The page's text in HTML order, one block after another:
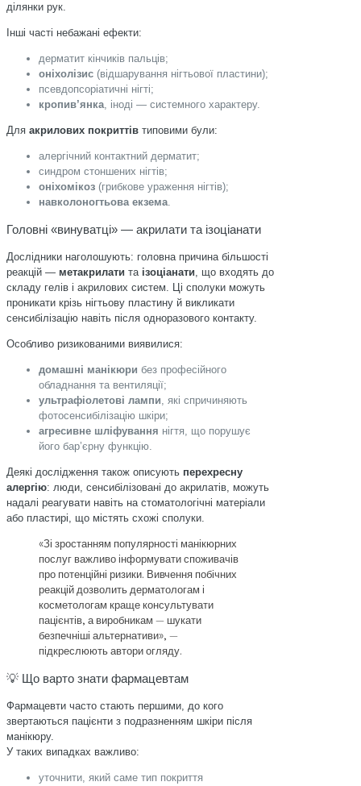
ділянки рук.
Інші часті небажані ефекти:
дерматит кінчиків пальців;
оніхолізис (відшарування нігтьової пластини);
псевдопсоріатичні нігті;
кропив’янка, іноді — системного характеру.
Для акрилових покриттів типовими були:
алергічний контактний дерматит;
синдром стоншених нігтів;
оніхомікоз (грибкове ураження нігтів);
навколоногтьова екзема.
Головні «винуватці» — акрилати та ізоціанати
Дослідники наголошують: головна причина більшості
реакцій — метакрилати та ізоціанати, що входять до
складу гелів і акрилових систем. Ці сполуки можуть
проникати крізь нігтьову пластину й викликати
сенсибілізацію навіть після одноразового контакту.
Особливо ризикованими виявилися:
домашні манікюри без професійного
обладнання та вентиляції;
ультрафіолетові лампи, які спричиняють
фотосенсибілізацію шкіри;
агресивне шліфування нігтя, що порушує
його бар’єрну функцію.
Деякі дослідження також описують перехресну
алергію: люди, сенсибілізовані до акрилатів, можуть
надалі реагувати навіть на стоматологічні матеріали
або пластирі, що містять схожі сполуки.
«Зі зростанням популярності манікюрних
послуг важливо інформувати споживачів
про потенційні ризики. Вивчення побічних
реакцій дозволить дерматологам і
косметологам краще консультувати
пацієнтів, а виробникам — шукати
безпечніші альтернативи», —
підкреслюють автори огляду.
💡 Що варто знати фармацевтам
Фармацевти часто стають першими, до кого
звертаються пацієнти з подразненням шкіри після
манікюру.
У таких випадках важливо:
уточнити, який саме тип покриття